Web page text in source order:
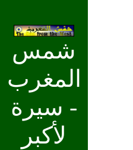
شمس
المغرب
- سيرة
لأكبر